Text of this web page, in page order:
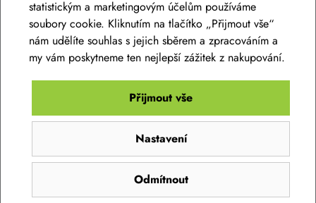
Blatník CUBE Cubeguard Race zadní modrý
479 Kč
Máte otázky k produktu:Blatník CUBE Cubeguard
Race zadní modrý?
Zeptejte se.
Zeptat se v diskusi
Hodnocení produktu
Přidejte vlastní hodnocení produktu a pomožte tak dalším
statistickým a marketingovým účelům používáme
soubory cookie. Kliknutím na tlačítko „Přijmout vše“
nám udělíte souhlas s jejich sběrem a zpracováním a
my vám poskytneme ten nejlepší zážitek z nakupování.
Odmítnout
Nastavení
Přijmout vše